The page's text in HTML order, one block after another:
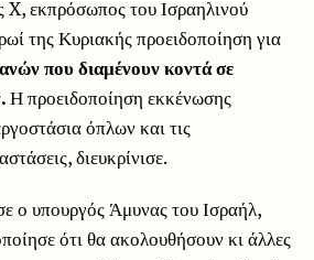
X, εκπρόσωπος του Ισραηλινού
της Κυριακής προειδοποίηση για
που διαμένουν κοντά σε
Η προειδοποίηση εκκένωσης
όπλων και τις
διευκρίνισε.
ο υπουργός Άμυνας του Ισραήλ,
ότι θα ακολουθήσουν κι άλλες